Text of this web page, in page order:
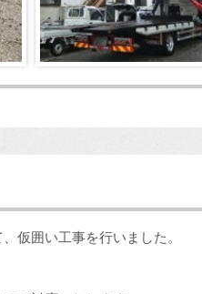
仮囲い工事を行いました。